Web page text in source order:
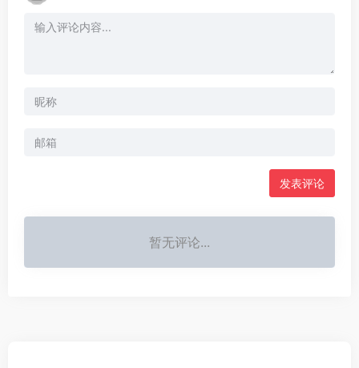
发表评论
暂无评论...